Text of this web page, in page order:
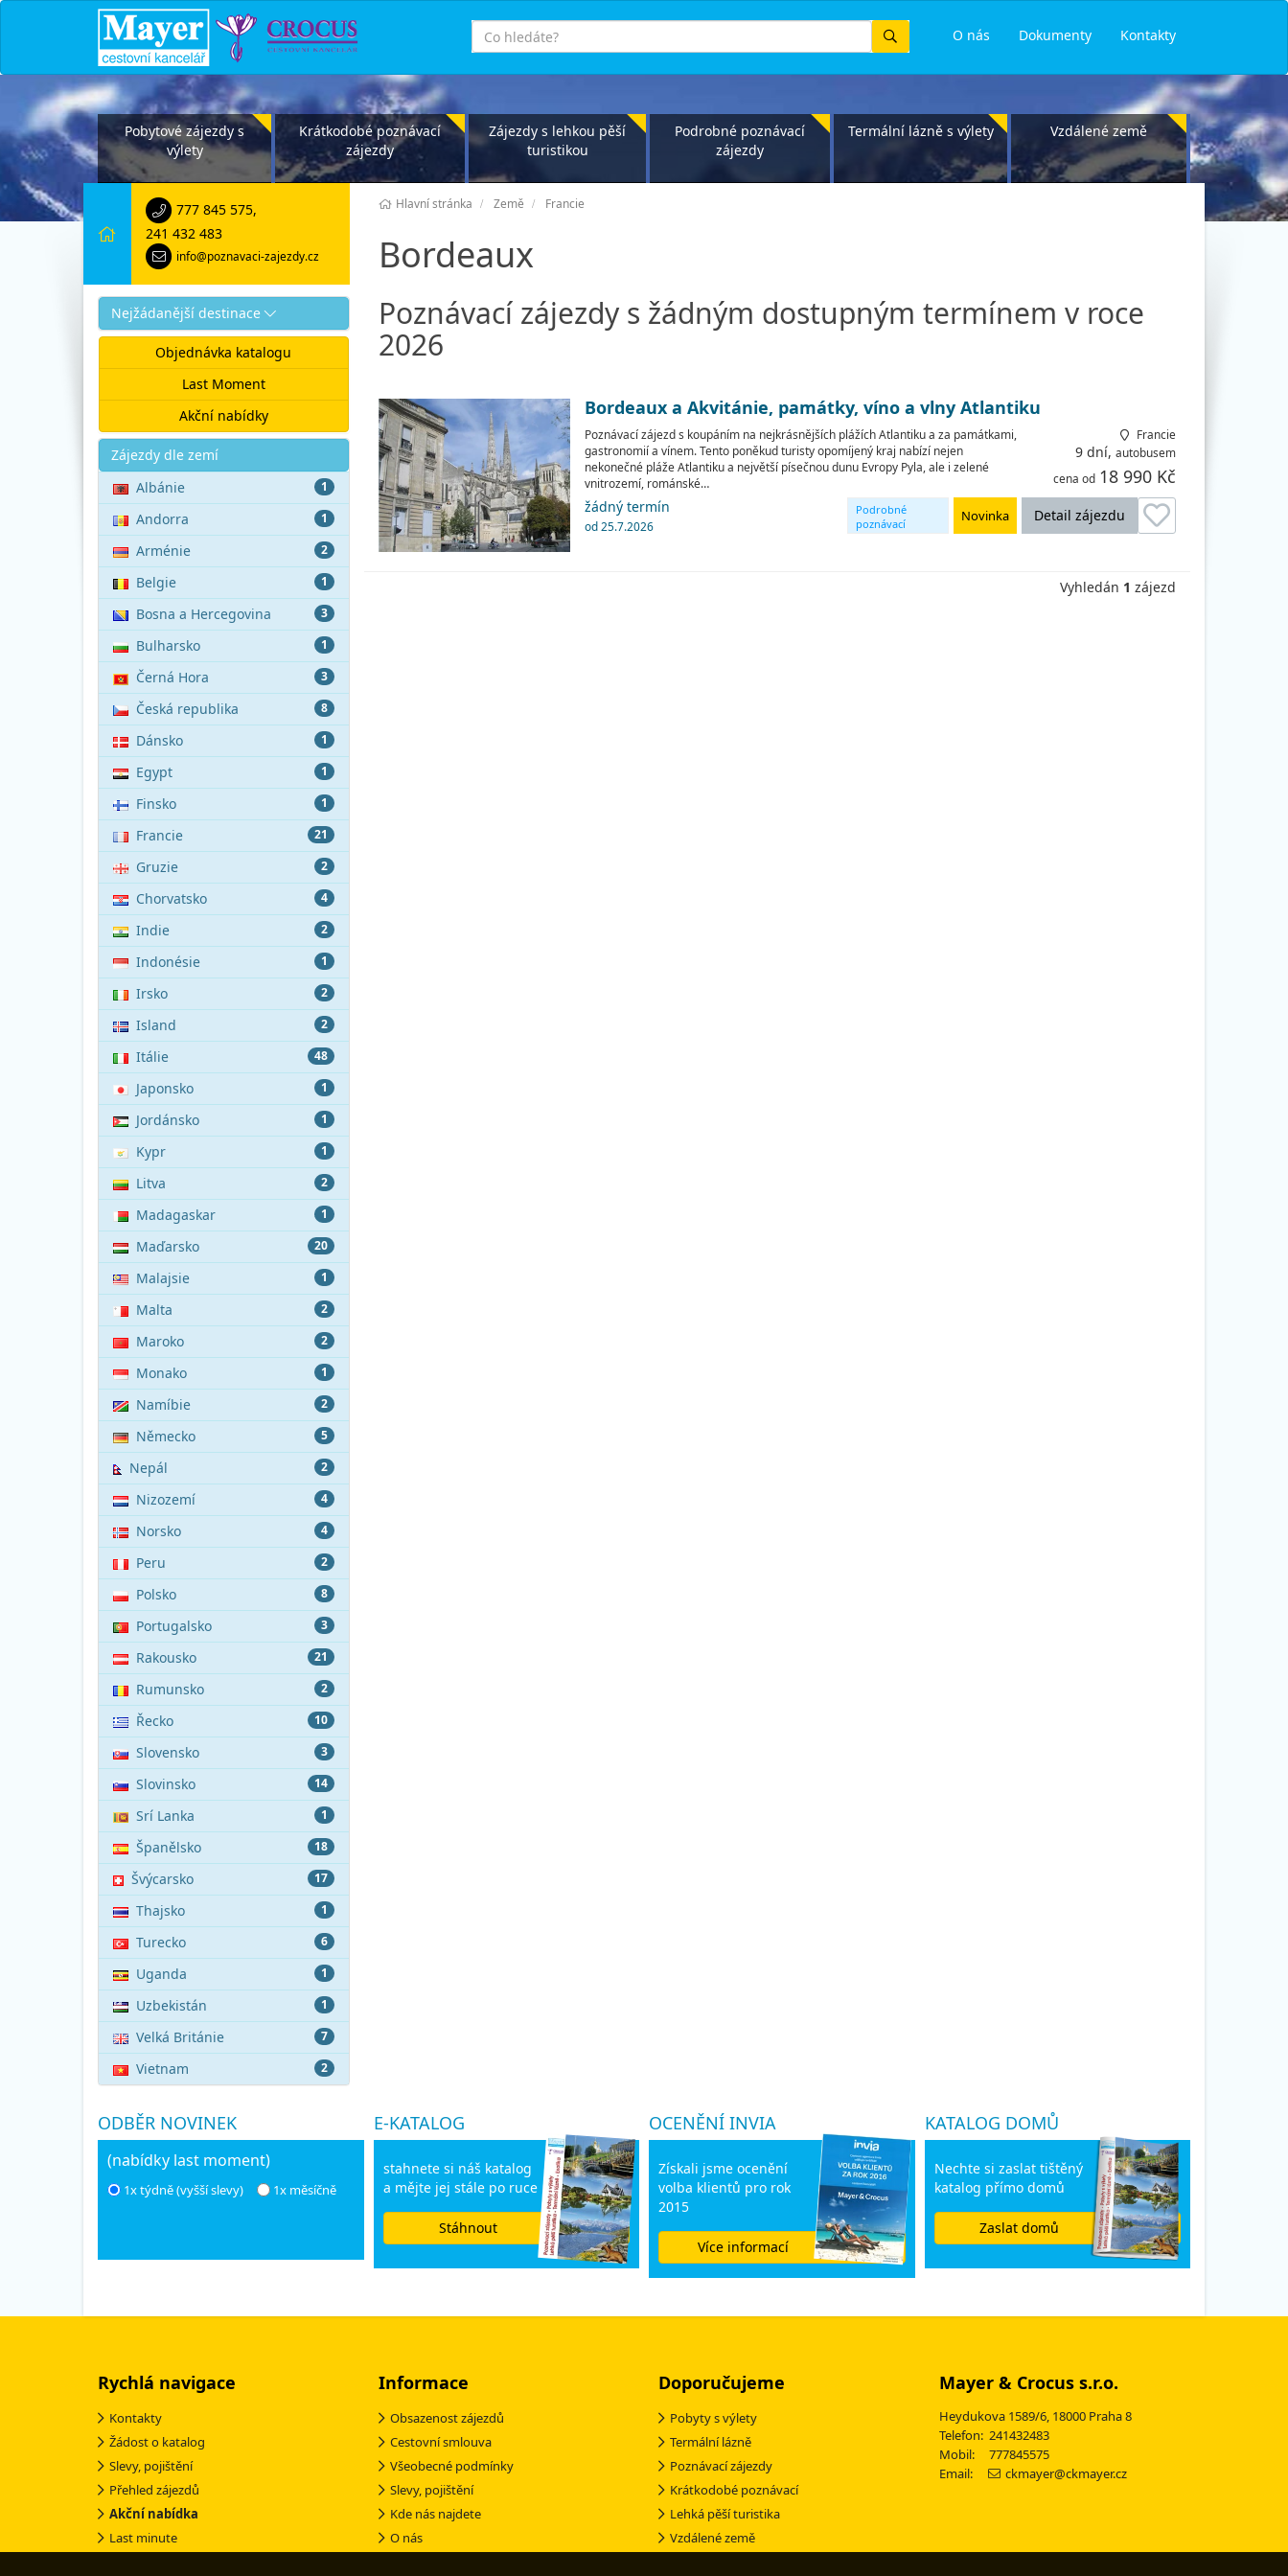
Kontakty
Dokumenty
O nás
co
hledáte
Pobytové zájezdy s
výlety
Krátkodobé poznávací
zájezdy
Zájezdy s lehkou pěší
turistikou
Podrobné poznávací
zájezdy
Termální lázně s výlety Vzdálené země
Hlavní stránka Země Francie
Bordeaux
777 845 575,
241 432 483
info@poznavaci-zajezdy.cz
Nejžádanější destinace
Objednávka katalogu
Last Moment
Akční nabídky
Akce
Zájezdy dle zemí
1
Albánie
1
Andorra
2
Arménie
1
Belgie
3
Bosna a Hercegovina
1
Bulharsko
3
Černá Hora
8
Česká republika
1
Dánsko
1
Egypt
1
Finsko
21
Francie
2
Gruzie
4
Chorvatsko
2
Indie
1
Indonésie
2
Irsko
2
Island
48
Itálie
1
Japonsko
1
Jordánsko
1
Kypr
2
Litva
1
Madagaskar
20
Maďarsko
1
Malajsie
2
Malta
2
Maroko
1
Monako
2
Namíbie
5
Německo
2
Nepál
4
Nizozemí
4
Norsko
2
Peru
8
Polsko
3
Portugalsko
21
Rakousko
2
Rumunsko
10
Řecko
3
Slovensko
14
Slovinsko
1
Srí Lanka
18
Španělsko
17
Švýcarsko
1
Thajsko
6
Turecko
1
Uganda
1
Uzbekistán
7
Velká Británie
2
Vietnam
Poznávací zájezdy s žádným dostupným termínem v roce
2026
Bordeaux a Akvitánie, památky, víno a vlny Atlantiku
Poznávací zájezd s koupáním na nejkrásnějších plážích Atlantiku a za památkami,
gastronomií a vínem. Tento poněkud turisty opomíjený kraj nabízí nejen
nekonečné pláže Atlantiku a největší písečnou dunu Evropy Pyla, ale i zelené
vnitrozemí, románské…
Francie
9 dní, autobusem
cena od 18 990 Kč
Detail zájezdu
Novinka
Podrobné
poznávací
žádný termín
od 25.7.2026
Vyhledán 1 zájezd
ODBĚR NOVINEK
(nabídky last moment)
1x týdně (vyšší slevy) 1x měsíčně
E-KATALOG
stahnete si náš katalog
a mějte jej stále po ruce
Stáhnout
OCENĚNÍ INVIA
Získali jsme ocenění
volba klientů pro rok
2015
Více informací
KATALOG DOMŮ
Nechte si zaslat tištěný
katalog přímo domů
Zaslat domů
Rychlá navigace
Kontakty
Žádost o katalog
Slevy, pojištění
Přehled zájezdů
Akční nabídka
Last minute
Informace
Obsazenost zájezdů
Cestovní smlouva
Všeobecné podmínky
Slevy, pojištění
Kde nás najdete
O nás
Doporučujeme
Pobyty s výlety
Termální lázně
Poznávací zájezdy
Krátkodobé poznávací
Lehká pěší turistika
Vzdálené země
Mayer & Crocus s.r.o.
Heydukova 1589/6, 18000 Praha 8
Telefon: 241432483
Mobil: 777845575
Email:
ckmayer@ckmayer.cz